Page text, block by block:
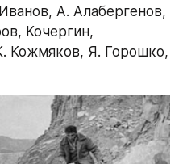
А. Алабергенов,
Кочергин,
Кожмяков, Я. Горошко,